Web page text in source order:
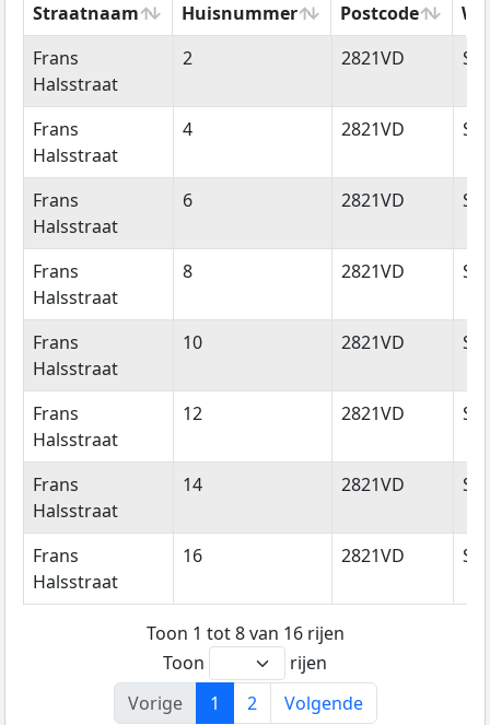
Straatnaam Huisnummer Postcode
Straatnaam
Huisnummer Postcode
Frans
Halsstraat
2 2821VD
Frans
Halsstraat
4 2821VD
Frans
Halsstraat
6 2821VD
Frans
Halsstraat
8 2821VD
Frans
Halsstraat
10 2821VD
Frans
Halsstraat
12 2821VD
Frans
Halsstraat
14 2821VD
Frans
Halsstraat
16 2821VD
Toon 1 tot 8 van 16 rijen
Toon
rijen
Vorige
1 2 Volgende